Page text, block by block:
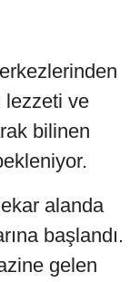
lezzeti ve
bilinen
alanda
başlandı.
gelen